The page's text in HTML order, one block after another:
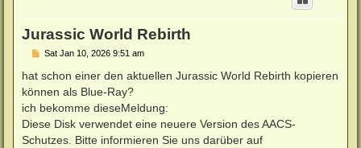
Jurassic World Rebirth
P
s
Sat Jan 10, 2026 9:51 am
hat schon einer den aktuellen Jurassic World Rebirth kopieren
können als Blue-Ray?
ich bekomme dieseMeldung:
Diese Disk verwendet eine neuere Version des AACS-
Schutzes. Bitte informieren Sie uns darüber auf